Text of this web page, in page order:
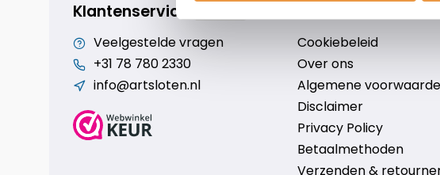
Klantenservice
Veelgestelde vragen
+31 78 780 2330
info@artsloten.nl
Cookiebeleid
Over ons
Algemene
Disclaimer
Privacy Policy
Betaalmethoden
Verzenden &